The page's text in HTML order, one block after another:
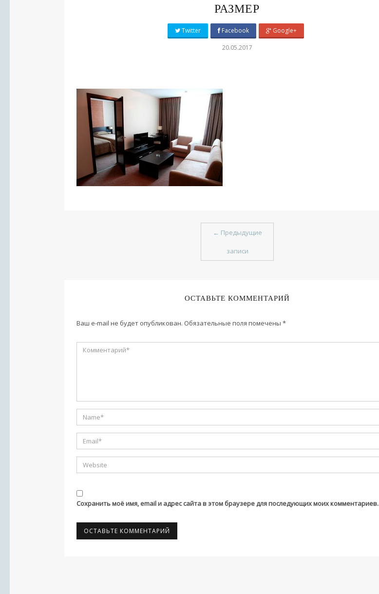
РАЗМЕР
Twitter Facebook Google+
20.05.2017
← Предыдущие
записи
ОСТАВЬТЕ КОММЕНТАРИЙ
Ваш e-mail не будет опубликован. Обязательные поля помечены *
Сохранить моё имя, email и адрес сайта в этом браузере для последующих моих комментариев.